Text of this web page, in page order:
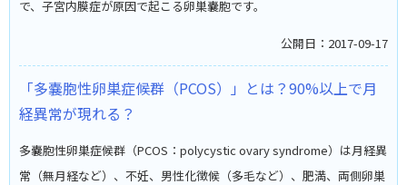
で、子宮内膜症が原因で起こる卵巣嚢胞です。
公開日：2017-09-17
「多嚢胞性卵巣症候群（PCOS）」とは？90%以上で月
経異常が現れる？
多嚢胞性卵巣症候群（PCOS：polycystic ovary syndrome）は月経異
常（無月経など）、不妊、男性化徴候（多毛など）、肥満、両側卵巣